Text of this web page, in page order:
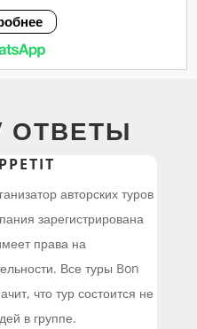
ОТВЕТЫ
авторских туров
зарегистрирована
права на
Все туры Bon
что тур состоится не
в группе.